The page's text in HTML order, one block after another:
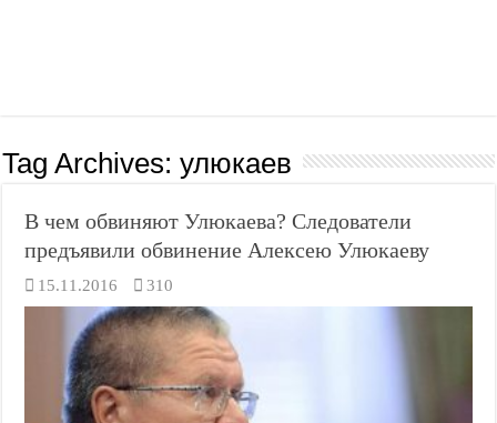
Tag Archives:улюкаев
В чем обвиняют Улюкаева? Следователи
предъявили обвинение Алексею Улюкаеву
15.11.2016 310